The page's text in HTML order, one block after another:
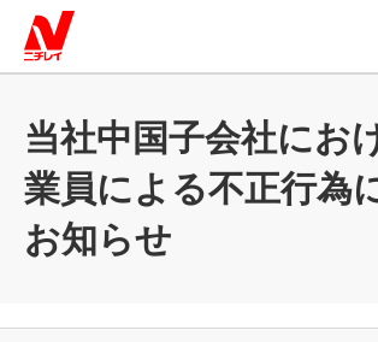
当社中国子会社にお
業員による不正行為
お知らせ